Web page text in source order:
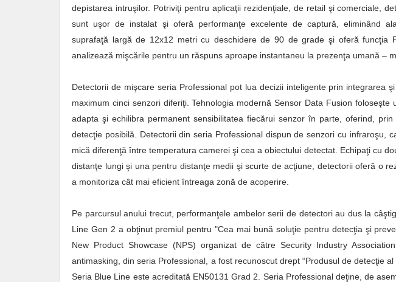
depistarea intruşilor. Potriviţi pentru aplicaţii rezidenţiale, de retail şi comerciale,
sunt uşor de instalat şi oferă performanţe excelente de captură, eliminând
suprafaţă largă de 12x12 metri cu deschidere de 90 de grade şi oferă funcţia
analizează mişcările pentru un răspuns aproape instantaneu la prezenţa umană –
Detectorii de mişcare seria Professional pot lua decizii inteligente prin integrarea
maximum cinci senzori diferiţi. Tehnologia modernă Sensor Data Fusion foloseşte
adapta şi echilibra permanent sensibilitatea fiecărui senzor în parte, oferind,
detecţie posibilă. Detectorii din seria Professional dispun de senzori cu infraroşu,
mică diferenţă între temperatura camerei şi cea a obiectului detectat. Echipaţi cu
distanţe lungi şi una pentru distanţe medii şi scurte de acţiune, detectorii oferă o
a monitoriza cât mai eficient întreaga zonă de acoperire.
Pe parcursul anului trecut, performanţele ambelor serii de detectori au dus la
Line Gen 2 a obţinut premiul pentru "Cea mai bună soluţie pentru detecţia şi
New Product Showcase (NPS) organizat de către Security Industry
antimasking, din seria Professional, a fost recunoscut drept “Produsul de detecţie
Seria Blue Line este acreditată EN50131 Grad 2. Seria Professional deţine, de